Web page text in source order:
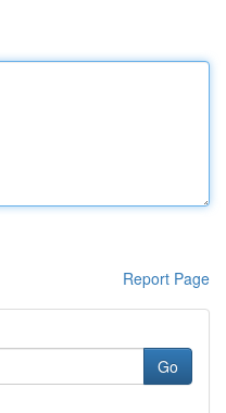
Report Page
Go